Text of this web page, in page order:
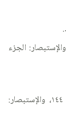
الجزء ٢، باب القبلة، الحديث ١٤٥، والإستبصار: الجزء
التهذيب: الجزء ٢، الباب المذكور، الحديث ١٤٤، والإستبصار: